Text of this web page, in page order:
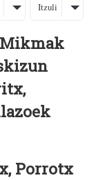
Itzuli
Porrotx